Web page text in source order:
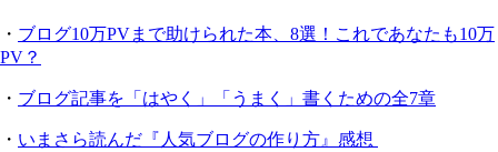
・ ブログ10万PVまで助けられた本、8選！これであなたも10万
PV？
・ ブログ記事を「はやく」「うまく」書くための全7章
・ いまさら読んだ『人気ブログの作り方』感想